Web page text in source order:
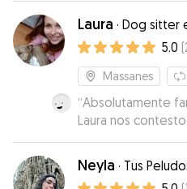
Laura · Dog sitter
5.0 (
Massanes
“Absolutamente
Laura nos
mismo día sin
fantásticos en
paseos diarios por el bosque.
Neyla · Tus